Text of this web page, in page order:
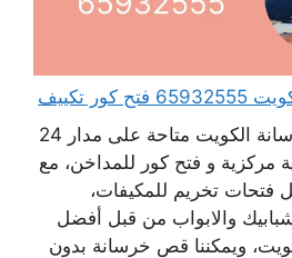
تكييف
خدمات شركة قص خرسانة الكويت متاحة على مدار 24
مركزية و فتح كور للمداخن، مع
فتحات تخريم للمكيفات،
والابواب من قبل أفضل
ويمكننا قص خرسانة بدون